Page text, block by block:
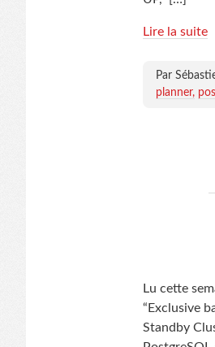
Lire la suite
Par
planner
Lu cette
“Exclusive
Standby